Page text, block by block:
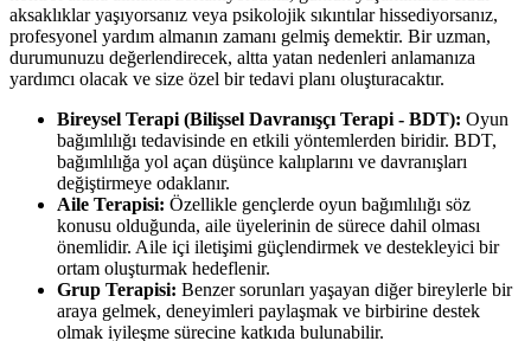
aksaklıklar yaşıyorsanız veya psikolojik sıkıntılar hissediyorsanız,
profesyonel yardım almanın zamanı gelmiş demektir. Bir uzman,
durumunuzu değerlendirecek, altta yatan nedenleri anlamanıza
yardımcı olacak ve size özel bir tedavi planı oluşturacaktır.
Bireysel Terapi (Bilişsel Davranışçı Terapi - BDT): Oyun
bağımlılığı tedavisinde en etkili yöntemlerden biridir. BDT,
bağımlılığa yol açan düşünce kalıplarını ve davranışları
değiştirmeye odaklanır.
Aile Terapisi: Özellikle gençlerde oyun bağımlılığı söz
konusu olduğunda, aile üyelerinin de sürece dahil olması
önemlidir. Aile içi iletişimi güçlendirmek ve destekleyici bir
ortam oluşturmak hedeflenir.
Grup Terapisi: Benzer sorunları yaşayan diğer bireylerle bir
araya gelmek, deneyimleri paylaşmak ve birbirine destek
olmak iyileşme sürecine katkıda bulunabilir.